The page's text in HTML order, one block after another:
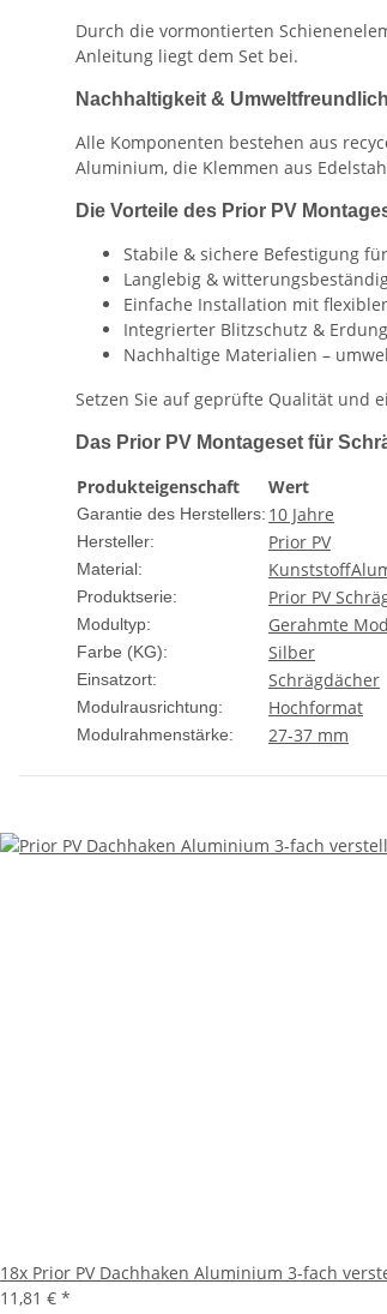
Durch die vormontierten
Anleitung liegt dem Set bei.
Nachhaltigkeit &
Alle Komponenten bestehen aus
Aluminium, die Klemmen aus
Die Vorteile des Prior PV
Stabile & sichere Befestigung
Langlebig &
Einfache Installation mit
Integrierter Blitzschutz &
Nachhaltige Materialien –
Setzen Sie auf geprüfte Qualität und
Das Prior PV Montageset für
Produkteigenschaft Wert
Garantie des Herstellers: 10 Jahre
Hersteller: Prior PV
Material: Kunststoff
Produktserie: Prior PV
Modultyp: Gerahmte
Farbe (KG): Silber
Einsatzort: Schrägdächer
Modulrausrichtung: Hochformat
Modulrahmenstärke: 27-37 mm
18x Prior PV Dachhaken Aluminium 3-fach
11,81 € *